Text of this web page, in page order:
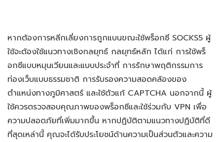
หากต้องการหลีกเลี่ยงการถูกแบนขณะใช้พร็อกซี SOCKS5 ผู้
ใช้จะต้องใช้แนวทางเชิงกลยุทธ์ กลยุทธ์หลัก ได้แก่ การใช้พร็
อกซีแบบหมุนเวียนและแบบประจำที่ การรักษาพฤติกรรมการ
ท่องเว็บแบบธรรมชาติ การรับรองความสอดคล้องของ
ตำแหน่งทางภูมิศาสตร์ และใช้ตัวแก้ CAPTCHA นอกจากนี้ ผู้
ใช้ควรตรวจสอบคุณภาพของพร็อกซีและใช้ร่วมกับ VPN เพื่อ
ความปลอดภัยที่เพิ่มมากขึ้น หากปฏิบัติตามแนวทางปฏิบัติที่ดี
ที่สุดเหล่านี้ คุณจะได้รับประโยชน์ด้านความเป็นส่วนตัวและความ